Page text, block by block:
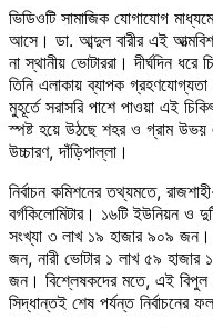
ভিডিওটি সামাজিক যোগাযোগ
আসে। ডা. আব্দুল বারীর এই
না স্থানীয় ভোটাররা। দীর্ঘদিন ধরে
তিনি এলাকায় ব্যাপক
মুহূর্তে সরাসরি পাশে পাওয়া এই
স্পষ্ট হয়ে উঠছে শহর ও গ্রাম
উচ্চারণ, দাঁড়িপাল্লা।
নির্বাচন কমিশনের তথ্যমতে,
বর্গকিলোমিটার। ১৬টি ইউনিয়ন ও
সংখ্যা ৩ লাখ ১৯ হাজার ৯০৯
জন, নারী ভোটার ১ লাখ ৫৯ হাজার
জন। বিশ্লেষকদের মতে, এই বিপুল
সিদ্ধান্তই শেষ পর্যন্ত নির্বাচনের